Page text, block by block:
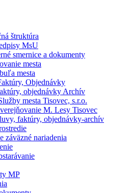
štruktúra
MsU
smernice a dokumenty
mesta
mesta
Objednávky
objednávky Archív
mesta Tisovec, s.r.o.
M. Lesy Tisovec
faktúry, objednávky-archív
záväzné nariadenia
MP